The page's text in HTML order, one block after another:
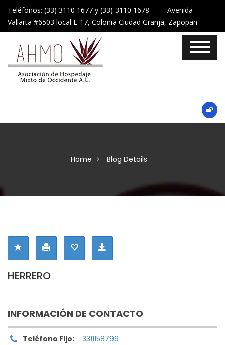
Teléfonos: (33) 3110 1677 y (33) 3110 1678 Avenida
Vallarta #6503 local E-17, Colonia Ciudad Granja, Zapopan
Home Blog Details
HERRERO
INFORMACIÓN DE CONTACTO
Teléfono Fijo: 3311158799